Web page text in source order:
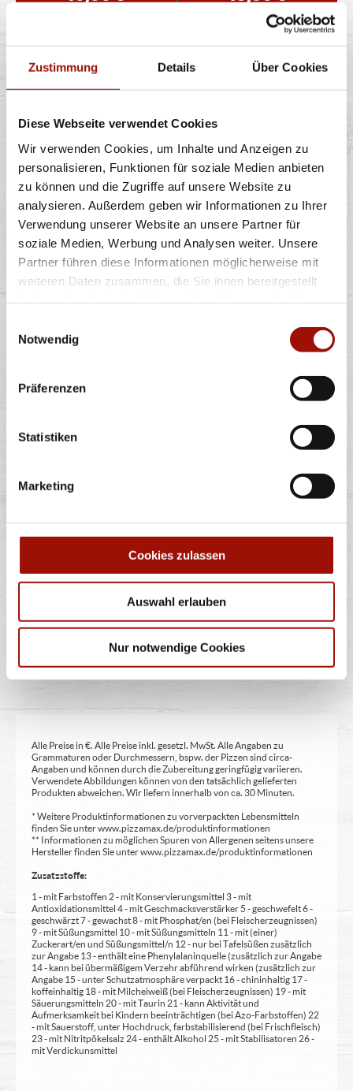
Zustimmung Details Über Cookies
Diese Webseite verwendet Cookies
Wir verwenden Cookies, um Inhalte und Anzeigen zu
personalisieren, Funktionen für soziale Medien anbieten
zu können und die Zugriffe auf unsere Website zu
analysieren. Außerdem geben wir Informationen zu Ihrer
Verwendung unserer Website an unsere Partner für
soziale Medien, Werbung und Analysen weiter. Unsere
Partner führen diese Informationen möglicherweise mit
weiteren Daten zusammen, die Sie ihnen bereitgestellt
Notwendig
Präferenzen
Statistiken
Marketing
Cookies zulassen
Auswahl erlauben
Nur notwendige Cookies
rote Zwiebeln, Lollo Bionda...mehr
10,90 € 13,90 €
LOUISIANA BURGER
Soft Bun, Homestyle Burger (125g) - 100% Rind,
OLDSCHOOL BURGER
Tomaten, Röstzwiebeln, Lollo Bionda...mehr
einfach
9,90 €
doppelt
12,90 €
Alle Preise in €. Alle Preise inkl. gesetzl. MwSt. Alle Angaben zu
Grammaturen oder Durchmessern, bspw. der Pizzen sind circa-
Angaben und können durch die Zubereitung geringfügig variieren.
Verwendete Abbildungen können von den tatsächlich gelieferten
Produkten abweichen. Wir liefern innerhalb von ca. 30 Minuten.
* Weitere Produktinformationen zu vorverpackten Lebensmitteln
finden Sie unter www.pizzamax.de/produktinformationen
** Informationen zu möglichen Spuren von Allergenen seitens unsere
Hersteller finden Sie unter www.pizzamax.de/produktinformationen
Zusatzstoffe:
1 - mit Farbstoffen 2 - mit Konservierungsmittel 3 - mit
Antioxidationsmittel 4 - mit Geschmacksverstärker 5 - geschwefelt 6 -
geschwärzt 7 - gewachst 8 - mit Phosphat/en (bei Fleischerzeugnissen)
9 - mit Süßungsmittel 10 - mit Süßungsmitteln 11 - mit (einer)
Zuckerart/en und Süßungsmittel/n 12 - nur bei Tafelsüßen zusätzlich
zur Angabe 13 - enthält eine Phenylalaninquelle (zusätzlich zur Angabe
14 - kann bei übermäßigem Verzehr abführend wirken (zusätzlich zur
Angabe 15 - unter Schutzatmosphäre verpackt 16 - chininhaltig 17 -
koffeinhaltig 18 - mit Milcheiweiß (bei Fleischerzeugnissen) 19 - mit
Säuerungsmitteln 20 - mit Taurin 21 - kann Aktivität und
Aufmerksamkeit bei Kindern beeinträchtigen (bei Azo-Farbstoffen) 22
- mit Sauerstoff, unter Hochdruck, farbstabilisierend (bei Frischfleisch)
23 - mit Nitritpökelsalz 24 - enthält Alkohol 25 - mit Stabilisatoren 26 -
mit Verdickunsmittel